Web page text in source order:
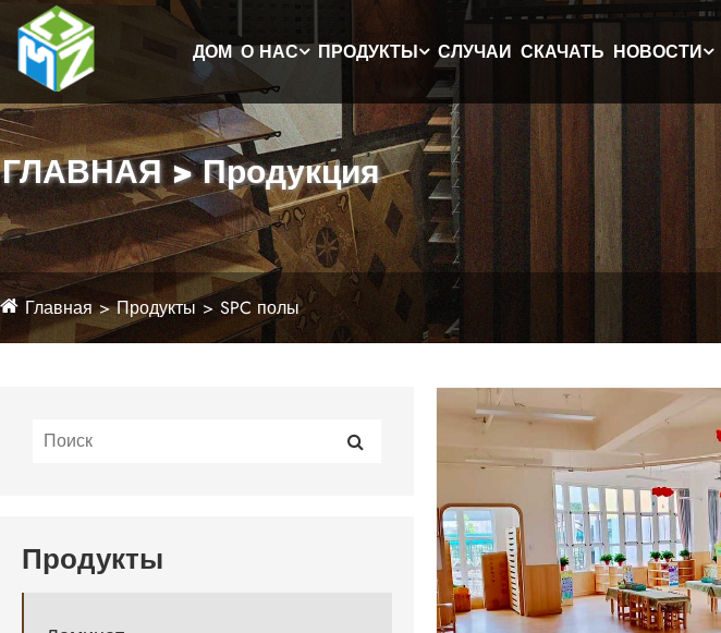
ДОМ О НАС ПРОДУКТЫ СЛУЧАИ СКАЧАТЬ НОВОСТИ
ГЛАВНАЯ > Продукция
Главная Продукты SPC полы
Продукты